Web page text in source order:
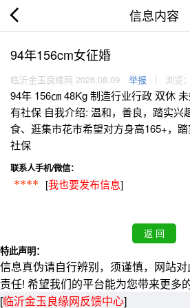
信息内容
94年156cm女征婚
临沂金玉良缘网 2026.08.09 举报 浏览
94年 156㎝ 48Kg 制造行业行政 双休
有社保 自我介绍: 温和，善良，踏实兴
食、逛集市花市希望对方身高165+，
社保
联系人手机/微信：
**** [我也要发布信息]
特此声明：
信息真伪请自行辨别，须谨慎，网站
责任! 希望我们的平台能为您带来更多的
[临沂金玉良缘网反馈中心]